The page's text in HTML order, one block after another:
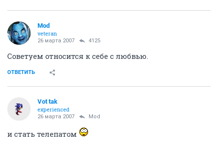
Mod
veteran
26 марта 2007 4125
Советуем относится к себе с любвью.
ОТВЕТИТЬ
Vot tak
experienced
26 марта 2007 Mod
и стать телепатом